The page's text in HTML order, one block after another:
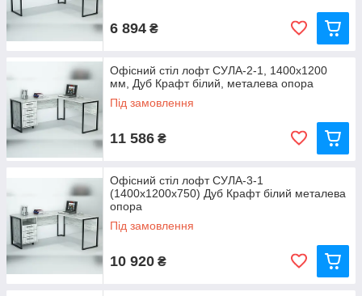
6 894 ₴
Офісний стіл лофт СУЛА-2-1, 1400x1200
мм, Дуб Крафт білий, металева опора
Під замовлення
11 586 ₴
Офісний стіл лофт СУЛА-3-1
(1400x1200x750) Дуб Крафт білий металева
опора
Під замовлення
10 920 ₴